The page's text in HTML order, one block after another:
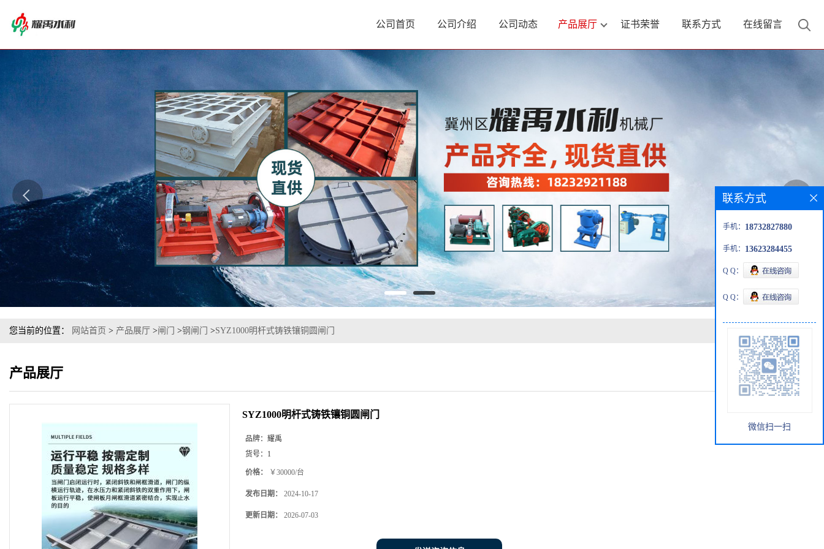
公司首页 公司介绍 公司动态 产品展厅 证书荣誉 联系方式 在线留言
您当前的位置： 网站首页 > 产品展厅 >闸门 >钢闸门 >SYZ1000明杆式铸铁镶铜圆闸门
产品展厅
SYZ1000明杆式铸铁镶铜圆闸门
品牌： 耀禹
货号： 1
价格： ￥30000/台
发布日期： 2024-10-17
更新日期： 2026-07-03
联系方式
手机： 18732827880
手机： 13623284455
Q Q：
Q Q：
微信扫一扫